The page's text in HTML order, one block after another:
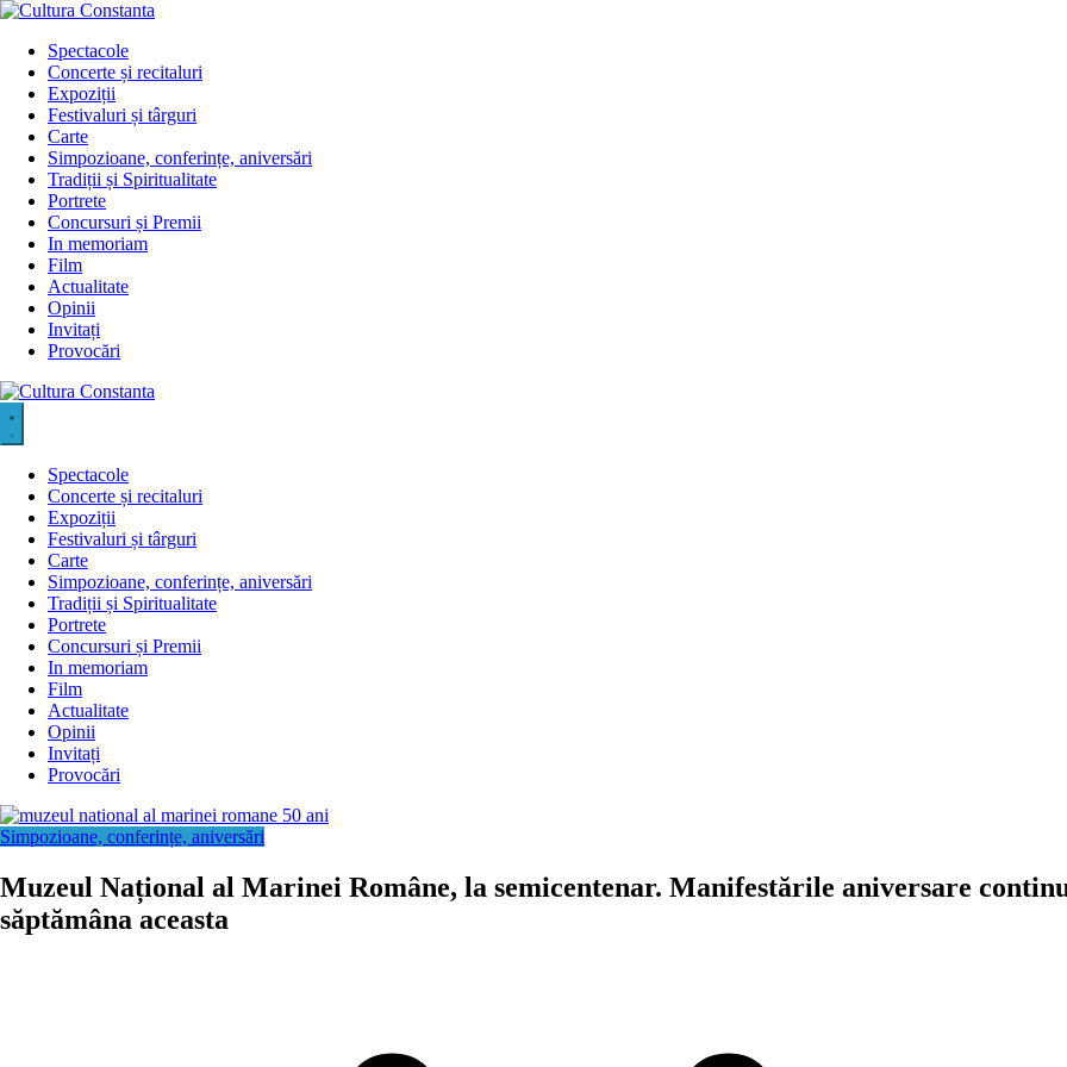
Sari
conținutSpectacole
Concerte și recitaluri
Expoziții
Festivaluri și târguri
Carte
Simpozioane, conferințe, aniversări
Tradiții și Spiritualitate
Portrete
Concursuri și Premii
In memoriam
Film
Actualitate
Opinii
Invitați
Provocări
Spectacole
Concerte și recitaluri
Expoziții
Festivaluri și târguri
Carte
Simpozioane, conferințe, aniversări
Tradiții și Spiritualitate
Portrete
Concursuri și Premii
In memoriam
Film
Actualitate
Opinii
Invitați
Provocări
Simpozioane, conferințe, aniversări
Muzeul Național al Marinei Române, la semicentenar. Manifestările aniversare
săptămâna aceasta